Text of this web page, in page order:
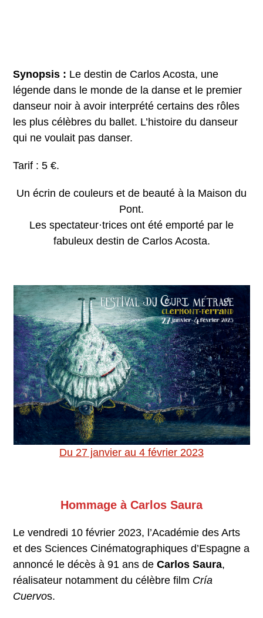
Synopsis : Le destin de Carlos Acosta, une
légende dans le monde de la danse et le premier
danseur noir à avoir interprété certains des rôles
les plus célèbres du ballet. L’histoire du danseur
qui ne voulait pas danser.
Tarif : 5 €.
Un écrin de couleurs et de beauté à la Maison du
Pont.
Les spectateur·trices ont été emporté par le
fabuleux destin de Carlos Acosta.
Du 27 janvier au 4 février 2023
Hommage à Carlos Saura
Le vendredi 10 février 2023, l’Académie des Arts
et des Sciences Cinématographiques d’Espagne a
annoncé le décès à 91 ans deCarlos Saura,
réalisateur notamment du célèbre film Cría
Cuervos.